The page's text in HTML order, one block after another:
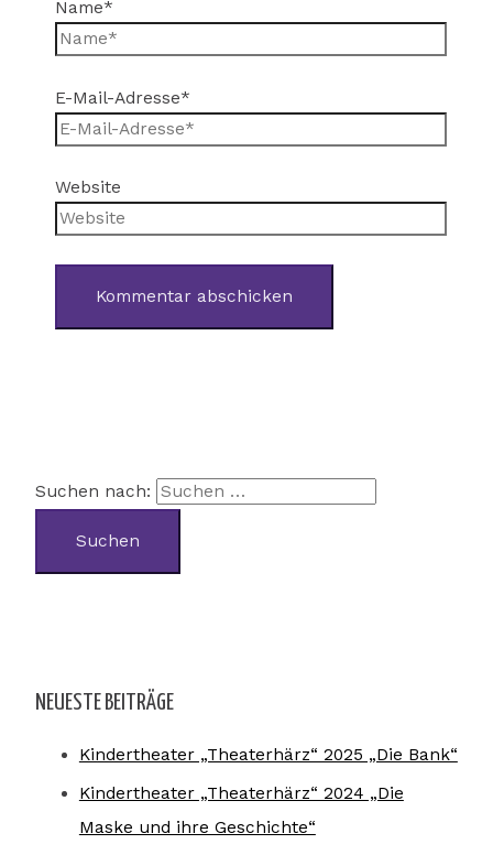
Name*
E-Mail-Adresse*
Website
Suchen nach:
NEUESTE BEITRÄGE
Kindertheater „Theaterhärz“ 2025 „Die Bank“
Kindertheater „Theaterhärz“ 2024 „Die
Maske und ihre Geschichte“